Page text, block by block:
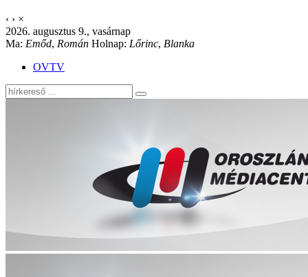
‹ › ×
2026. augusztus 9., vasárnap
Ma: Emőd, Román Holnap: Lőrinc, Blanka
OVTV